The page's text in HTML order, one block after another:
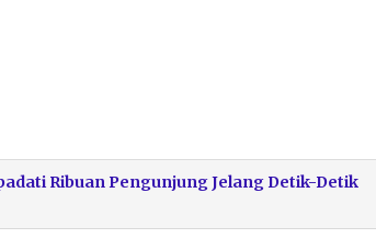
Ribuan Pengunjung Jelang Detik-Detik